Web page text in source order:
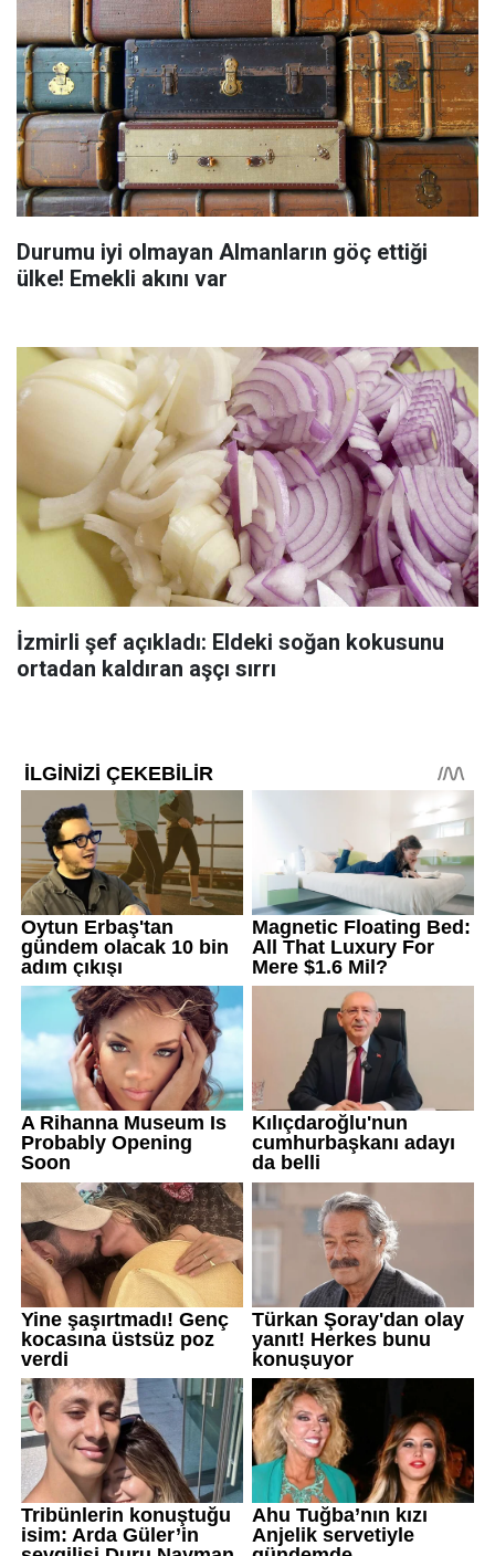
Durumu iyi olmayan Almanların göç ettiği
ülke! Emekli akını var
İzmirli şef açıkladı: Eldeki soğan kokusunu
ortadan kaldıran aşçı sırrı